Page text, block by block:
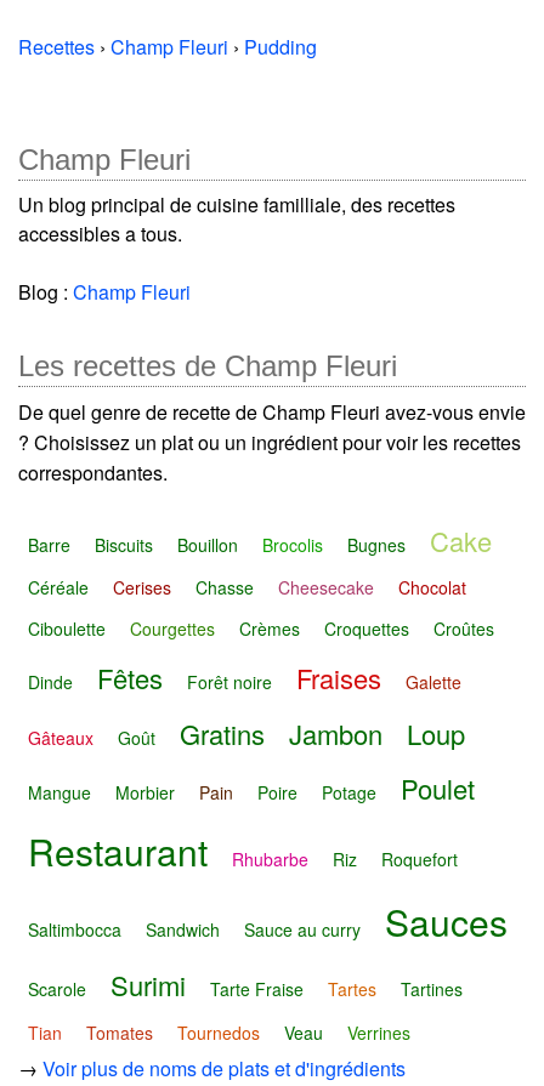
Recettes › Champ Fleuri › Pudding
Champ Fleuri
Un blog principal de cuisine familliale, des recettes
accessibles a tous.
Blog : Champ Fleuri
Les recettes de Champ Fleuri
De quel genre de recette de Champ Fleuri avez-vous envie
? Choisissez un plat ou un ingrédient pour voir les recettes
correspondantes.
Barre Biscuits Bouillon Brocolis Bugnes Cake
Céréale Cerises Chasse Cheesecake
Chocolat
Ciboulette
Courgettes Crèmes Croquettes Croûtes
Dinde Fêtes Forêt noire Fraises Galette
Gâteaux Goût Gratins Jambon Loup
Mangue Morbier Pain Poire Potage Poulet
Restaurant Rhubarbe Riz Roquefort
Saltimbocca Sandwich Sauce au curry Sauces
Scarole Surimi Tarte Fraise Tartes
Tartines
Tian
Tomates Tournedos Veau Verrines
→ Voir plus de noms de plats et d'ingrédients